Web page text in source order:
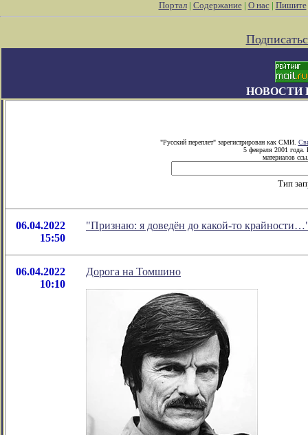
Портал| Содержание| О нас| Пишите
НОВОСТИ
"Русский переплет" зарегистрирован как СМИ.
5 февраля 2001 года.
материалов
Тип
06.04.2022
15:50
"Признаю: я доведён до какой-то
06.04.2022
10:10
Дорога на Томшино